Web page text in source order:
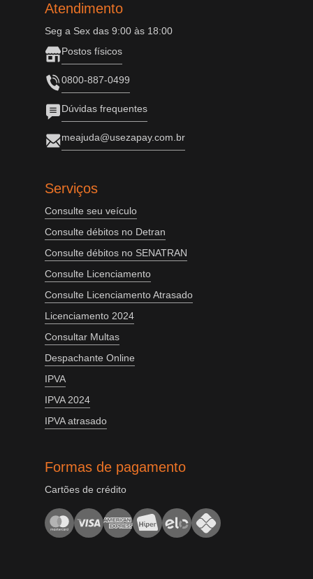
Atendimento
Seg a Sex das 9:00 às 18:00
Postos físicos
0800-887-0499
Dúvidas frequentes
meajuda@usezapay.com.br
Serviços
Consulte seu veículo
Consulte débitos no Detran
Consulte débitos no SENATRAN
Consulte Licenciamento
Consulte Licenciamento Atrasado
Licenciamento 2024
Consultar Multas
Despachante Online
IPVA
IPVA 2024
IPVA atrasado
Formas de pagamento
Cartões de crédito